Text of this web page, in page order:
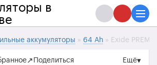
аккумуляторы » 64 Ah » Exide
↗ Поделиться Ещё▾
в